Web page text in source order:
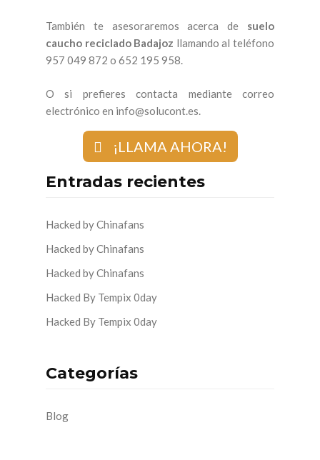
También te asesoraremos acerca de suelo
caucho reciclado Badajoz llamando al teléfono
957 049 872 o 652 195 958.
O si prefieres contacta mediante correo
electrónico en info@solucont.es.
¡LLAMA AHORA!
Entradas recientes
Hacked by Chinafans
Hacked by Chinafans
Hacked by Chinafans
Hacked By Tempix 0day
Hacked By Tempix 0day
Categorías
Blog